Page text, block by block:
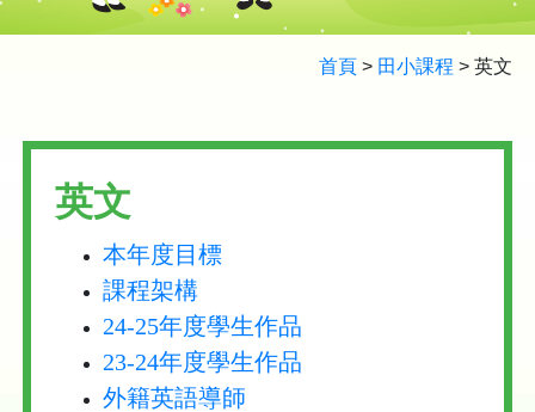
首頁 > 田小課程 > 英文
英文
本年度目標
課程架構
24-25年度學生作品
23-24年度學生作品
外籍英語導師